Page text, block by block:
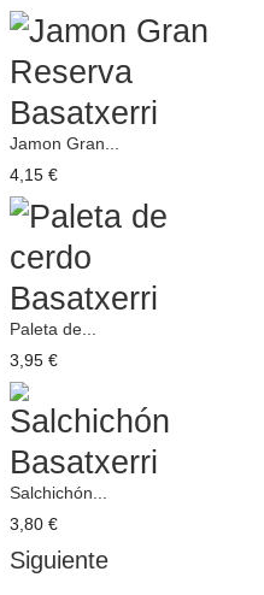
Jamon Gran...
4,15 €
Paleta de...
3,95 €
Salchichón...
3,80 €
Siguiente